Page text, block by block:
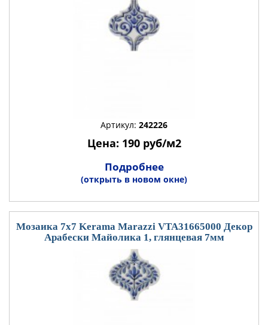
Артикул: 242226
Цена: 190 руб/м2
Подробнее
(открыть в новом окне)
Мозаика 7x7 Kerama Marazzi VTA31665000 Декор
Арабески Майолика 1, глянцевая 7мм